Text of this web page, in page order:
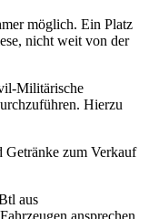
möglich. Ein Platz
nicht weit von der
Militärische
Hierzu
Getränke zum Verkauf
aus
ansprechen,